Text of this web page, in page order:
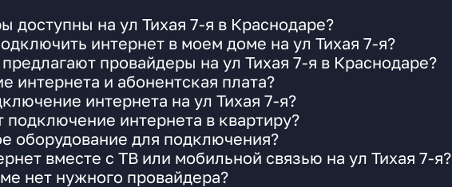
доступны на ул Тихая 7-я в Краснодаре?
интернет в моем доме на ул Тихая 7-я?
провайдеры на ул Тихая 7-я в Краснодаре?
интернета и абонентская плата?
интернета на ул Тихая 7-я?
интернета в квартиру?
оборудование для подключения?
вместе с ТВ или мобильной связью на ул Тихая 7-я?
нет нужного провайдера?